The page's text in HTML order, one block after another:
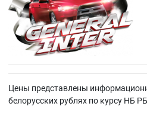
Цены представлены
белорусских рублях по курсу НБ